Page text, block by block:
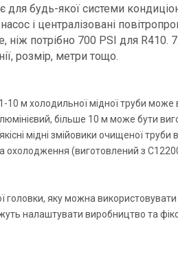
будь-якої системи
і централізовані
потрібно 700 PSI для R410.
розмір, метри тощо.
м холодильної мідної труби може
більше 10 м може бути
мідні змійовики очищеної труби
(виготовлений з C12200
яку можна
налаштувати виробництво та